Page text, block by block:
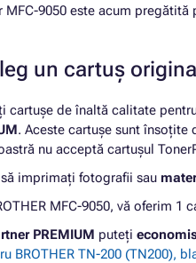
MFC-9050 este acum
un cartuș
cartușe de înaltă calitate
. Aceste cartușe sunt însoțite
nu acceptă cartușul
imprimați fotografii sau
MFC-9050, vă oferim
PREMIUM puteți
BROTHER TN-200 (TN200),